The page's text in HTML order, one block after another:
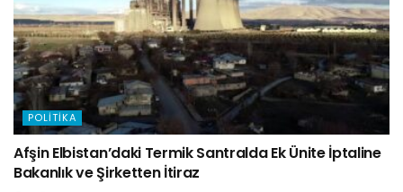
POLITIKA
Afşin Elbistan’daki Termik Santralda Ek Ünite İptaline
Bakanlık ve Şirketten İtiraz